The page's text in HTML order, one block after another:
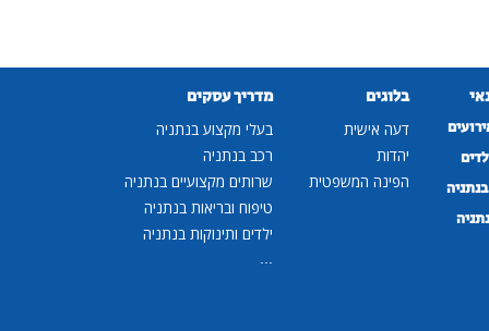
בלוגים
דעה אישית
יהדות
הפינה המשפטית
מדריך עסקים
בעלי מקצוע בנתניה
רכב בנתניה
שרותים מקצועיים בנתניה
טיפוח ובריאות בנתניה
ילדים ותינוקות בנתניה